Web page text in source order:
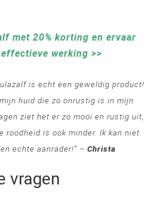
met 20% korting en ervaar
werking >>
is echt een geweldig product!
huid die zo onrustig is in mijn
ziet het er zo mooi en rustig uit,
roodheid is ook minder. Ik kan niet
echte aanrader!” – Christa
vragen